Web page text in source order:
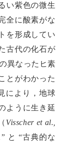
い紫色の微生
全に酸素がな
を形成してい
古代の化石が
異なったヒ素
とがわかった
により，地球
ように生き延
Visscher et al.,
と “古典的な